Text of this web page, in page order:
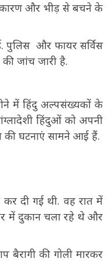
कारण और भीड़ से बचने के
पुलिस और फायर सर्विस
जांच जारी है.
में हिंदु अल्पसंख्यकों के
हिंदुओं को अपनी
की घटनाएं सामने आई हैं.
कर दी गई थी. वह रात में
में दुकान चला रहे थे और
बैरागी की गोली मारकर